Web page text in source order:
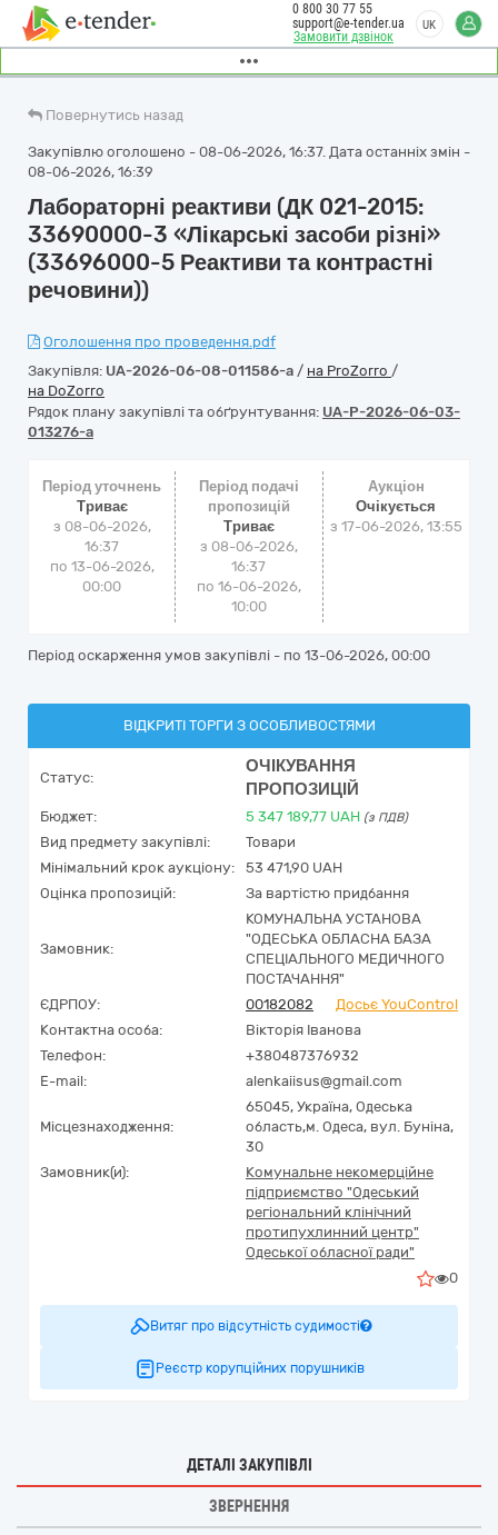
Замовити дзвінок
0 800 30 77 55
support@e-tender.ua
UK
Повернутись назад
Закупівлю оголошено - 08-06-2026, 16:37. Дата останніх змін -
08-06-2026, 16:39
Лабораторні реактиви (ДК 021-2015:
33690000-3 «Лікарські засоби різні»
(33696000-5 Реактиви та контрастні
речовини))
Оголошення про проведення.pdf
Закупівля: UA-2026-06-08-011586-a / на ProZorro /
на DoZorro
Рядок плану закупівлі та обґрунтування: UA-P-2026-06-03-
013276-a
Період уточнень
Триває
з 08-06-2026,
16:37
по 13-06-2026,
00:00
Період подачі
пропозицій
Триває
з 08-06-2026,
16:37
по 16-06-2026,
10:00
Аукціон
Очікується
з 17-06-2026, 13:55
Період оскарження умов закупівлі - по 13-06-2026, 00:00
ВІДКРИТІ ТОРГИ З ОСОБЛИВОСТЯМИ
Статус:
ОЧІКУВАННЯ
ПРОПОЗИЦІЙ
Бюджет: 5 347 189,77 UAH (з ПДВ)
Вид предмету закупівлі:
Товари
Мінімальний крок аукціону:
53 471,90 UAH
Оцінка пропозицій:
За вартістю придбання
Замовник:
КОМУНАЛЬНА УСТАНОВА
"ОДЕСЬКА ОБЛАСНА БАЗА
СПЕЦІАЛЬНОГО МЕДИЧНОГО
ПОСТАЧАННЯ"
ЄДРПОУ:
00182082
Досьє YouControl
Контактна особа:
Вікторія Іванова
Телефон:
+380487376932
E-mail:
alenkaiisus@gmail.com
Місцезнаходження:
65045, Україна, Одеська
область,м. Одеса, вул. Буніна,
30
Замовник(и):
Комунальне некомерційне
підприємство "Одеський
регіональний клінічний
протипухлинний центр"
Одеської обласної ради"
0
Витяг про відсутність судимості
Реєстр корупційних порушників
ДЕТАЛІ ЗАКУПІВЛІ
ЗВЕРНЕННЯ